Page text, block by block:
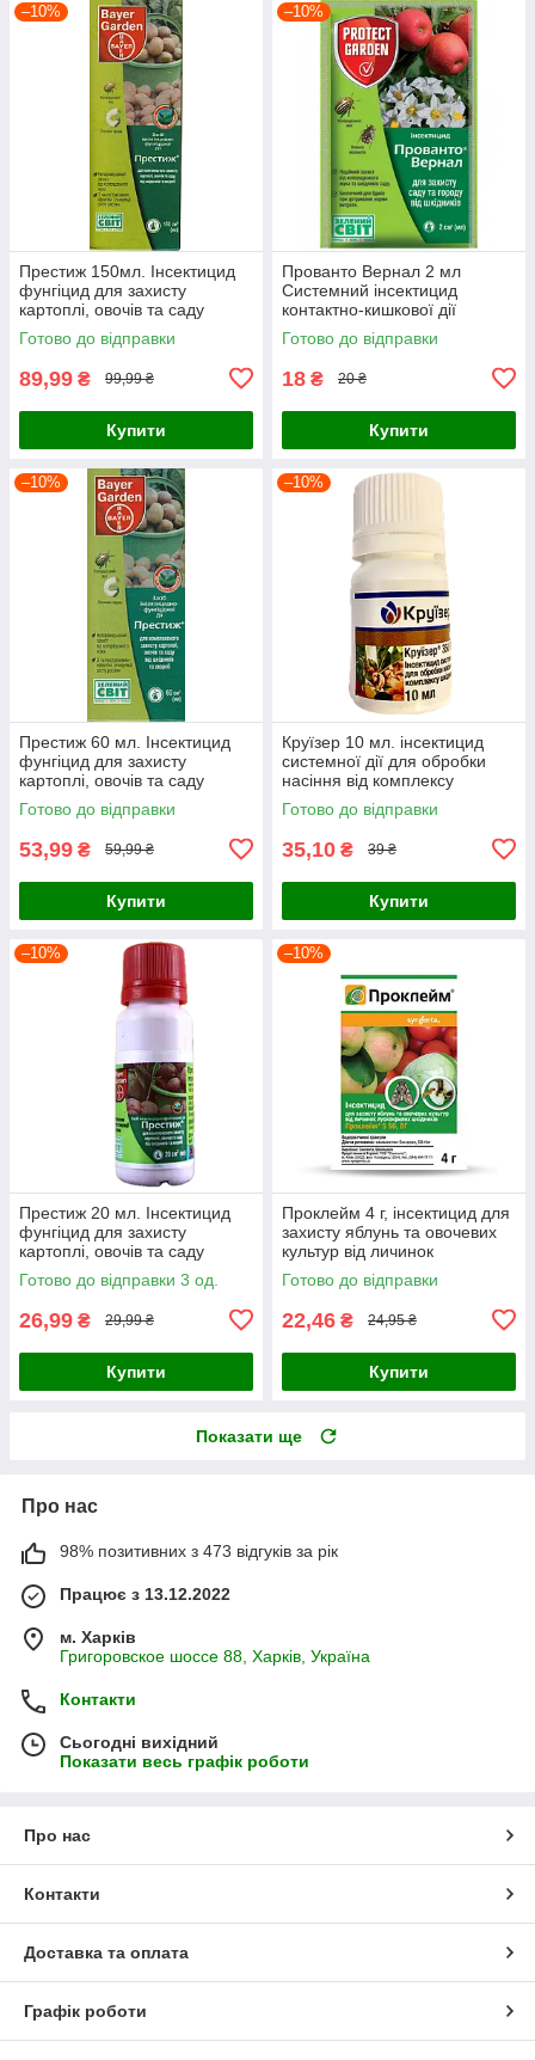
–10%
Престиж 150мл. Інсектицид
фунгіцид для захисту
картоплі, овочів та саду
Готово до відправки
89,99 ₴ 99,99 ₴
Купити
–10%
Прованто Вернал 2 мл
Системний інсектицид
контактно-кишкової дії
Готово до відправки
18 ₴ 20 ₴
Купити
–10%
Престиж 60 мл. Інсектицид
фунгіцид для захисту
картоплі, овочів та саду
Готово до відправки
53,99 ₴ 59,99 ₴
Купити
–10%
Круїзер 10 мл. інсектицид
системної дії для обробки
насіння від комплексу
шкідників
Готово до відправки
35,10 ₴ 39 ₴
Купити
–10%
Престиж 20 мл. Інсектицид
фунгіцид для захисту
картоплі, овочів та саду
Готово до відправки 3 од.
26,99 ₴ 29,99 ₴
Купити
–10%
Проклейм 4 г, інсектицид для
захисту яблунь та овочевих
культур від личинок
лускокрилих шкідників
Готово до відправки
22,46 ₴ 24,95 ₴
Купити
Показати ще
Про нас
98% позитивних з 473 відгуків за рік
Працює з 13.12.2022
м. Харків
Григоровское шоссе 88, Харків, Україна
Контакти
Сьогодні вихідний
Показати весь графік роботи
Про нас
Контакти
Доставка та оплата
Графік роботи